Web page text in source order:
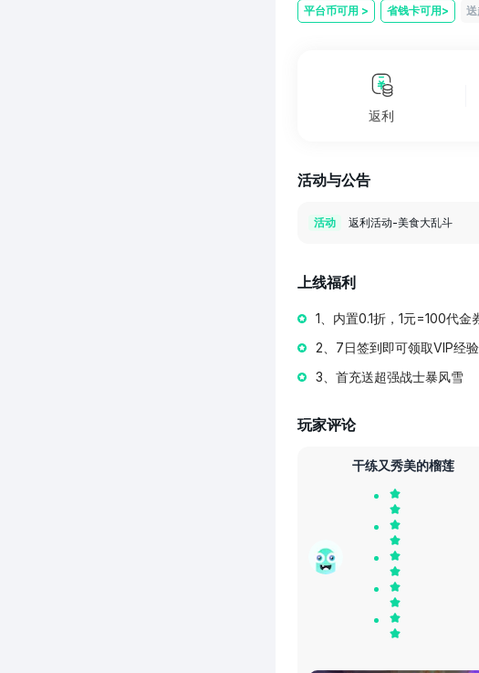
平台币可用 > 省钱卡可用>
返利
活动与公告
活动 返利活动-美食大乱斗
上线福利
1、内置0.1折，1元=100代金
2、7日签到即可领取VIP经
3、首充送超强战士暴风雪
玩家评论
干练又秀美的榴莲